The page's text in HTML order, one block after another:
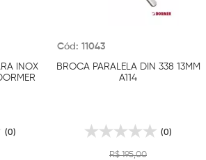
INOX
(0)
Cód: 11043
BROCA PARALELA DIN 338 13MM
A114
(0)
R$ 195,00